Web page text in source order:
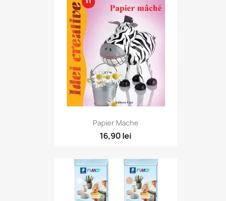
Vizualizare rapidă
Papier Mache
16,90 lei